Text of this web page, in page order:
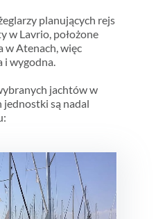
planujących rejs
w Lavrio, położone
w Atenach, więc
i wygodna.
jachtów w
są nadal